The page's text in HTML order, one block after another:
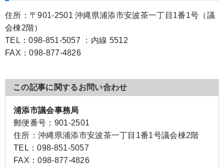
住所：〒901-2501 沖縄県浦添市安波茶一丁目1番1号（議
会棟2階）
TEL：098-851-5057 ：内線 5512
FAX：098-877-4826
この記事に関するお問い合わせ
浦添市議会事務局
郵便番号： 901-2501
住所： 沖縄県浦添市安波茶一丁目1番1号議会棟2階
TEL：098-851-5057
FAX：098-877-4826